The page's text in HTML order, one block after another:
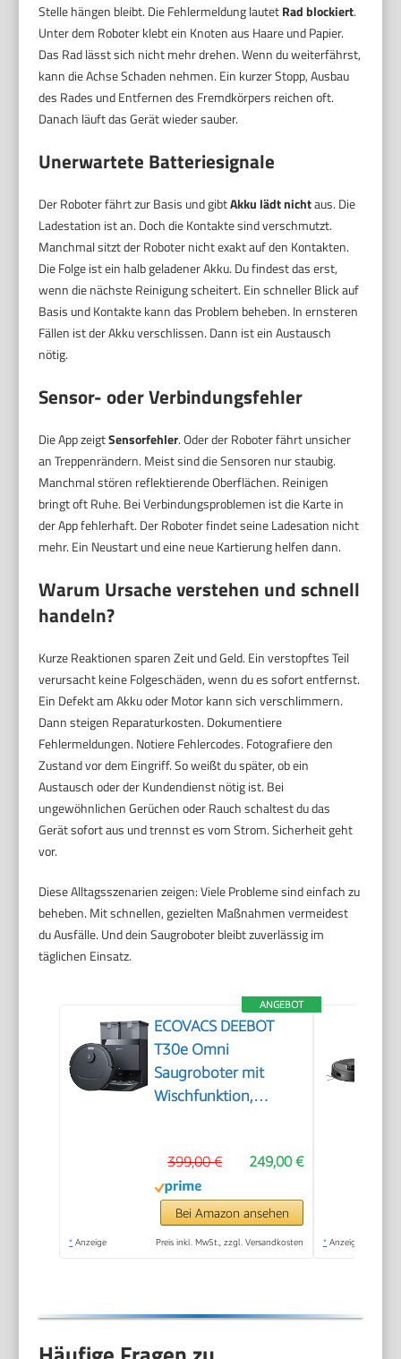
Stelle hängen bleibt. Die Fehlermeldung lautetRad blockiert.
Unter dem Roboter klebt ein Knoten aus Haare und Papier.
Das Rad lässt sich nicht mehr drehen. Wenn du weiterfährst,
kann die Achse Schaden nehmen. Ein kurzer Stopp, Ausbau
des Rades und Entfernen des Fremdkörpers reichen oft.
Danach läuft das Gerät wieder sauber.
Unerwartete Batteriesignale
Der Roboter fährt zur Basis und gibtAkku lädt nichtaus. Die
Ladestation ist an. Doch die Kontakte sind verschmutzt.
Manchmal sitzt der Roboter nicht exakt auf den Kontakten.
Die Folge ist ein halb geladener Akku. Du findest das erst,
wenn die nächste Reinigung scheitert. Ein schneller Blick auf
Basis und Kontakte kann das Problem beheben. In ernsteren
Fällen ist der Akku verschlissen. Dann ist ein Austausch
nötig.
Sensor- oder Verbindungsfehler
Die App zeigtSensorfehler. Oder der Roboter fährt unsicher
an Treppenrändern. Meist sind die Sensoren nur staubig.
Manchmal stören reflektierende Oberflächen. Reinigen
bringt oft Ruhe. Bei Verbindungsproblemen ist die Karte in
der App fehlerhaft. Der Roboter findet seine Ladesation nicht
mehr. Ein Neustart und eine neue Kartierung helfen dann.
Warum Ursache verstehen und schnell
handeln?
Kurze Reaktionen sparen Zeit und Geld. Ein verstopftes Teil
verursacht keine Folgeschäden, wenn du es sofort entfernst.
Ein Defekt am Akku oder Motor kann sich verschlimmern.
Dann steigen Reparaturkosten. Dokumentiere
Fehlermeldungen. Notiere Fehlercodes. Fotografiere den
Zustand vor dem Eingriff. So weißt du später, ob ein
Austausch oder der Kundendienst nötig ist. Bei
ungewöhnlichen Gerüchen oder Rauch schaltest du das
Gerät sofort aus und trennst es vom Strom. Sicherheit geht
vor.
Diese Alltagsszenarien zeigen: Viele Probleme sind einfach zu
beheben. Mit schnellen, gezielten Maßnahmen vermeidest
du Ausfälle. Und dein Saugroboter bleibt zuverlässig im
täglichen Einsatz.
ANGEBOT
ECOVACS DEEBOT
T30e Omni
Saugroboter mit
Wischfunktion,
249,00 €
399,00 €
Bei Amazon ansehen
* Anzeige Preis inkl. MwSt., zzgl. Versandkosten * Anzeige